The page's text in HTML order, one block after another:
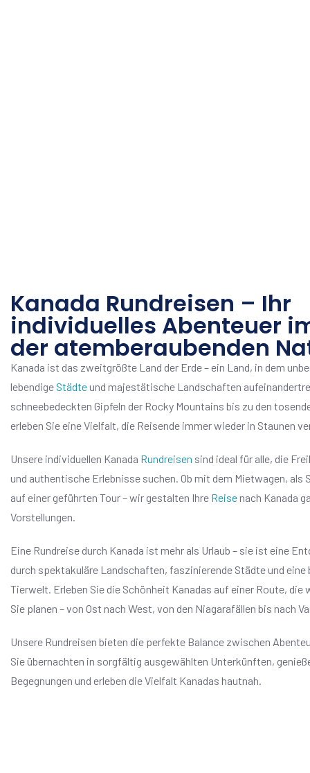
Kanada Rundreisen – Ihr
individuelles Abenteuer
der atemberaubenden
Kanada ist das zweitgrößte Land der Erde – ein Land, in dem
lebendige Städteund majestätische Landschaften
schneebedeckten Gipfeln der Rocky Mountains bis zu den
erleben Sie eine Vielfalt, die Reisende immer wieder in Staunen
Unsere individuellen Kanada Rundreisen sind ideal für alle, die
und authentische Erlebnisse suchen. Ob mit dem Mietwagen, als
auf einer geführten Tour – wir gestalten Ihre Reisenach Kanada
Vorstellungen.
Eine Rundreise durch Kanada ist mehr als Urlaub – sie ist eine
durch spektakuläre Landschaften, faszinierende Städte und eine
Tierwelt. Erleben Sie die Schönheit Kanadas auf einer Route, die
Sie planen – von Ost nach West, von den Niagarafällen bis nach
Unsere Rundreisen bieten die perfekte Balance zwischen
Sie übernachten in sorgfältig ausgewählten Unterkünften,
Begegnungen und erleben die Vielfalt Kanadas hautnah.